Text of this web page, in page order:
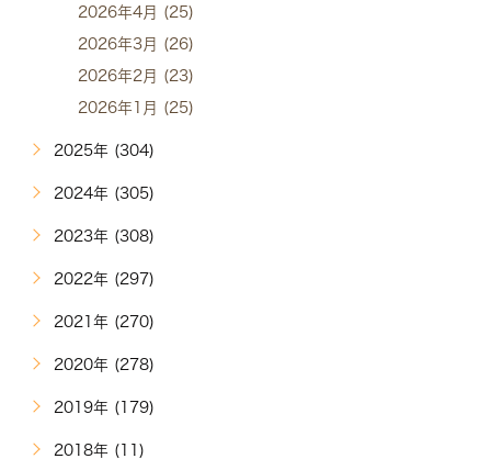
2026年4月 (25)
2026年3月 (26)
2026年2月 (23)
2026年1月 (25)
2025年 (304)
2024年 (305)
2023年 (308)
2022年 (297)
2021年 (270)
2020年 (278)
2019年 (179)
2018年 (11)